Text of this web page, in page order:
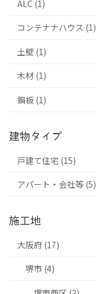
ALC (1)
コンテナナハウス (1)
土壁 (1)
木材 (1)
鋼板 (1)
建物タイプ
戸建て住宅 (15)
アパート・会社等 (5)
施工地
大阪府 (17)
堺市 (4)